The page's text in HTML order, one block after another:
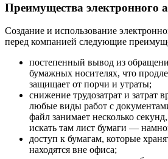
Преимущества электронного
Создание и использование
перед компанией следующие
постепенный вывод из
бумажных носителях, что
защищает от порчи и утраты;
снижение трудозатрат и затрат
любые виды работ с
файл занимает несколько
искать там лист бумаги —
доступ к бумагам, которые
находятся вне офиса;